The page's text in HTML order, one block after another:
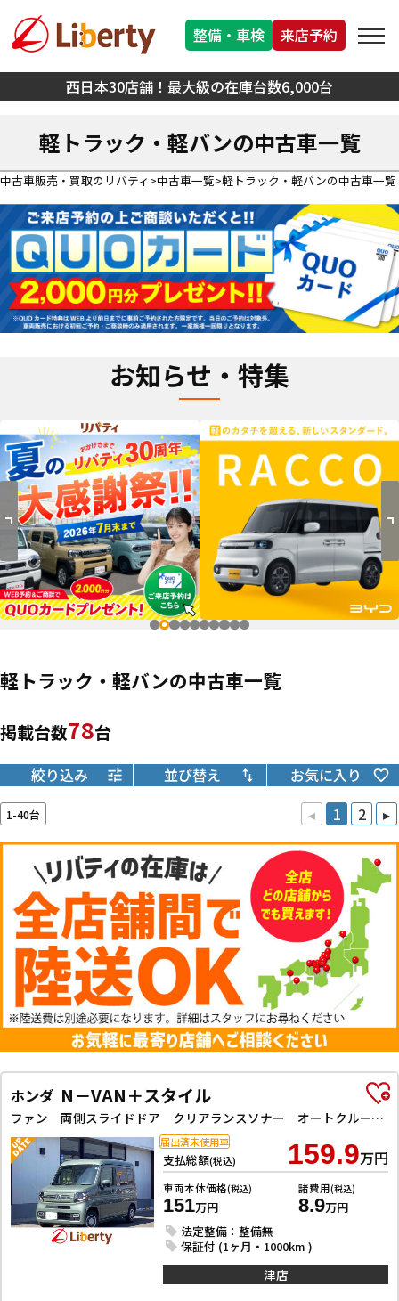
西日本30店舗！最大級の在庫台数6,000台
整備・車検 来店予約
軽トラック・軽バンの中古車一覧
中古車販売・買取のリバティ 中古車一覧 軽トラック・軽バンの中古車一覧
お知らせ・特集
軽トラック・軽バンの中古車一覧
掲載台数78台
絞り込み 並び替え お気に入り
1-40台 ◂ 1 2 ▸
ホンダ N－VAN＋スタイル
ファン 両側スライドドア クリアランスソナー オートクルーズコントロール レーンアシスト 衝突被害軽減システム スマートキー アイドリングストップ 電動格納ミラー CVT ESC エアコン
支払総額(税込) 159.9万円
車両本体価格(税込)
151万円
諸費用(税込)
8.9万円
法定整備：整備無
保証付 (1ヶ月・1000km )
届出済未使用車
津店